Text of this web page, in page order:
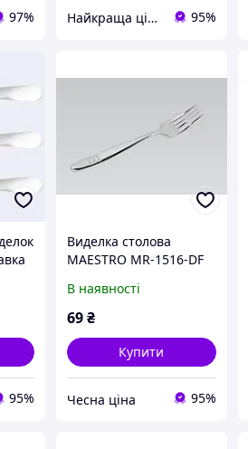
97% Найкраща ціна 95%
95%
Виделка столова
MAESTRO MR-1516-DF
В наявності
69 ₴
Купити
Чесна ціна 95%